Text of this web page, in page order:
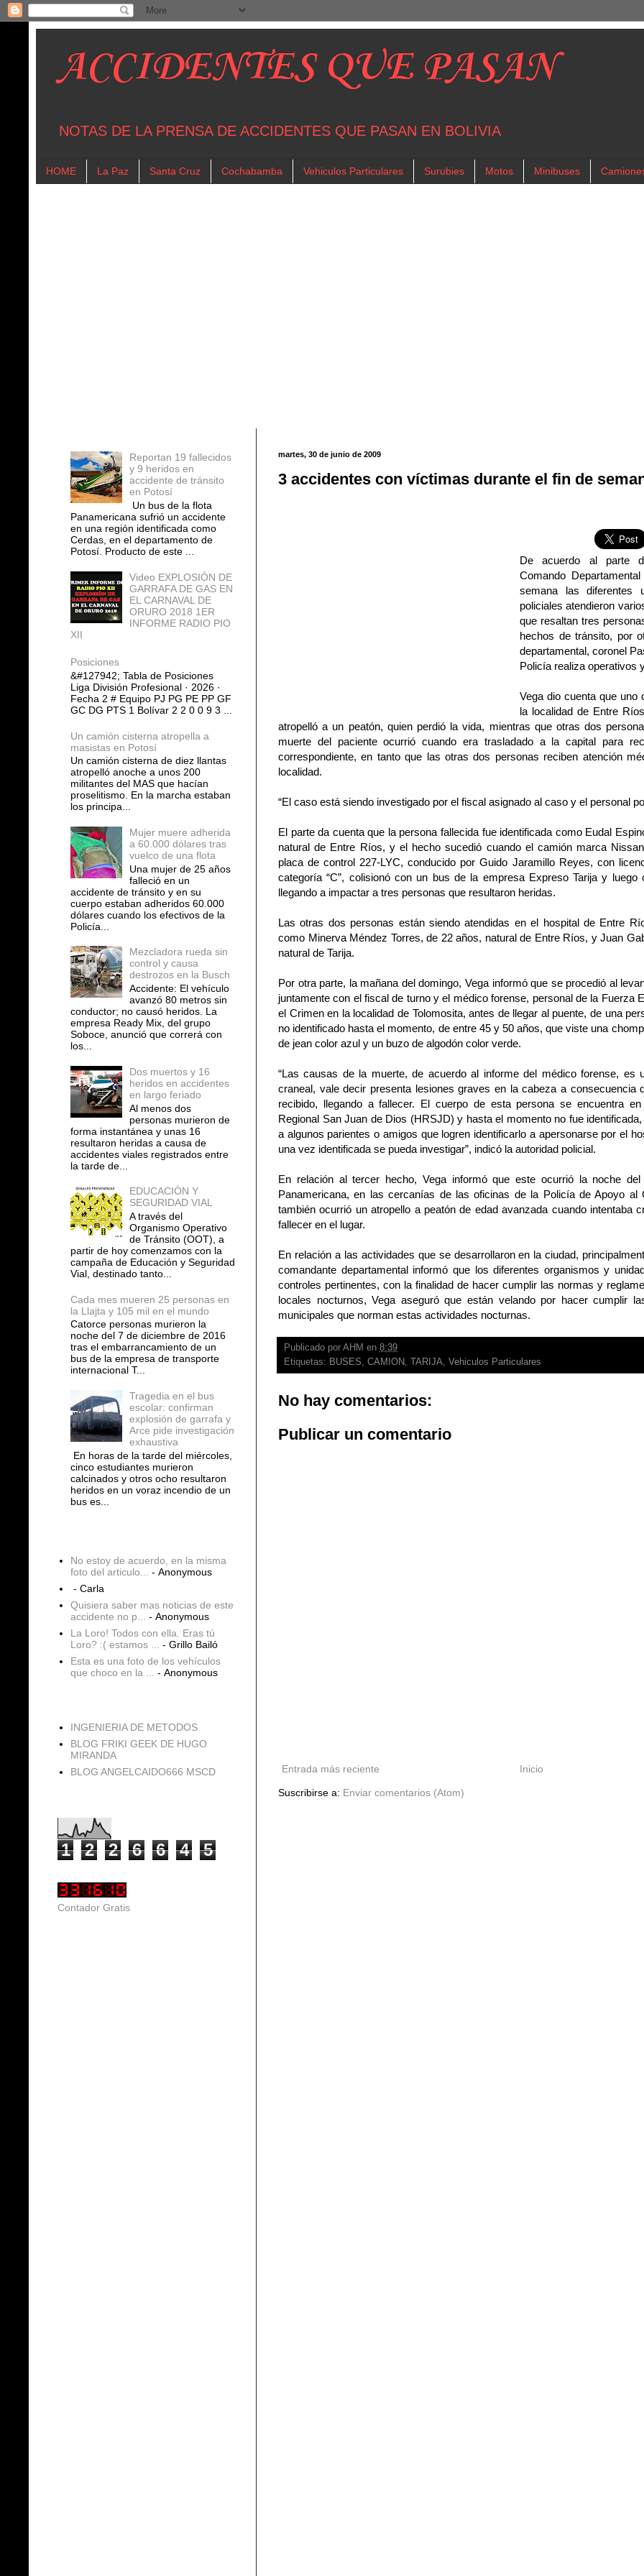
ACCIDENTES QUE PASAN
NOTAS DE LA PRENSA DE ACCIDENTES QUE PASAN EN BOLIVIA
HOME La Paz Santa Cruz Cochabamba Vehiculos Particulares Surubies Motos Minibuses
martes, 30 de junio de 2009
3 accidentes con víctimas durante el fin de
De acuerdo al parte
Comando
semana las diferentes
policiales atendieron
que resaltan tres
hechos de tránsito, por
departamental, coronel
Policía realiza operativos
Vega dio cuenta que uno
la localidad de Entre
atropelló a un peatón, quien perdió la vida, mientras que otras dos
muerte del paciente ocurrió cuando era trasladado a la capital para
correspondiente, en tanto que las otras dos personas reciben atención
localidad.
“El caso está siendo investigado por el fiscal asignado al caso y el personal
El parte da cuenta que la persona fallecida fue identificada como Eudal
natural de Entre Ríos, y el hecho sucedió cuando el camión marca
placa de control 227-LYC, conducido por Guido Jaramillo Reyes, con
categoría “C”, colisionó con un bus de la empresa Expreso Tarija y luego
llegando a impactar a tres personas que resultaron heridas.
Las otras dos personas están siendo atendidas en el hospital de Entre
como Minerva Méndez Torres, de 22 años, natural de Entre Ríos, y Juan
natural de Tarija.
Por otra parte, la mañana del domingo, Vega informó que se procedió al
juntamente con el fiscal de turno y el médico forense, personal de la Fuerza
el Crimen en la localidad de Tolomosita, antes de llegar al puente, de una
no identificado hasta el momento, de entre 45 y 50 años, que viste una
de jean color azul y un buzo de algodón color verde.
“Las causas de la muerte, de acuerdo al informe del médico forense, es
craneal, vale decir presenta lesiones graves en la cabeza a consecuencia
recibido, llegando a fallecer. El cuerpo de esta persona se encuentra
Regional San Juan de Dios (HRSJD) y hasta el momento no fue
a algunos parientes o amigos que logren identificarlo a apersonarse por el
una vez identificada se pueda investigar”, indicó la autoridad policial.
En relación al tercer hecho, Vega informó que este ocurrió la noche
Panamericana, en las cercanías de las oficinas de la Policía de Apoyo al
también ocurrió un atropello a peatón de edad avanzada cuando intentaba
fallecer en el lugar.
En relación a las actividades que se desarrollaron en la ciudad,
comandante departamental informó que los diferentes organismos y
controles pertinentes, con la finalidad de hacer cumplir las normas y
locales nocturnos, Vega aseguró que están velando por hacer cumplir
municipales que norman estas actividades nocturnas.
Publicado por AHM en 8:39
Etiquetas: BUSES, CAMION, TARIJA, Vehiculos Particulares
No hay comentarios:
Publicar un comentario
Entrada más reciente Inicio
Suscribirse a: Enviar comentarios (Atom)
Reportan 19 fallecidos
y 9 heridos en
accidente de tránsito
en Potosí
Un bus de la flota
Panamericana sufrió un accidente
en una región identificada como
Cerdas, en el departamento de
Potosí. Producto de este ...
Video EXPLOSIÓN DE
GARRAFA DE GAS EN
EL CARNAVAL DE
ORURO 2018 1ER
INFORME RADIO PIO
XII
Posiciones
&#127942; Tabla de Posiciones
Liga División Profesional · 2026 ·
Fecha 2 # Equipo PJ PG PE PP GF
GC DG PTS 1 Bolívar 2 2 0 0 9 3 ...
Un camión cisterna atropella a
masistas en Potosí
Un camión cisterna de diez llantas
atropelló anoche a unos 200
militantes del MAS que hacían
proselitismo. En la marcha estaban
los principa...
Mujer muere adherida
a 60.000 dólares tras
vuelco de una flota
Una mujer de 25 años
falleció en un
accidente de tránsito y en su
cuerpo estaban adheridos 60.000
dólares cuando los efectivos de la
Policía...
Mezcladora rueda sin
control y causa
destrozos en la Busch
Accidente: El vehículo
avanzó 80 metros sin
conductor; no causó heridos. La
empresa Ready Mix, del grupo
Soboce, anunció que correrá con
los...
Dos muertos y 16
heridos en accidentes
en largo feriado
Al menos dos
personas murieron de
forma instantánea y unas 16
resultaron heridas a causa de
accidentes viales registrados entre
la tarde de...
EDUCACIÓN Y
SEGURIDAD VIAL
A través del
Organismo Operativo
de Tránsito (OOT), a
partir de hoy comenzamos con la
campaña de Educación y Seguridad
Vial, destinado tanto...
Cada mes mueren 25 personas en
la Llajta y 105 mil en el mundo
Catorce personas murieron la
noche del 7 de diciembre de 2016
tras el embarrancamiento de un
bus de la empresa de transporte
internacional T...
Tragedia en el bus
escolar: confirman
explosión de garrafa y
Arce pide investigación
exhaustiva
En horas de la tarde del miércoles,
cinco estudiantes murieron
calcinados y otros ocho resultaron
heridos en un voraz incendio de un
bus es...
No estoy de acuerdo, en la misma
foto del articulo...
- Anonymous
- Carla
Quisiera saber mas noticias de este
accidente no p...
- Anonymous
La Loro! Todos con ella. Eras tú
Loro? :( estamos ...
- Grillo Bailó
Esta es una foto de los vehículos
que choco en la ...
- Anonymous
INGENIERIA DE METODOS
BLOG FRIKI GEEK DE HUGO
MIRANDA
BLOG ANGELCAIDO666 MSCD
1 2 2 6 6 4 5
Contador Gratis